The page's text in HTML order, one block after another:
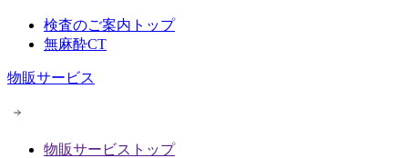
検査のご案内トップ
無麻酔CT
物販サービス
物販サービストップ